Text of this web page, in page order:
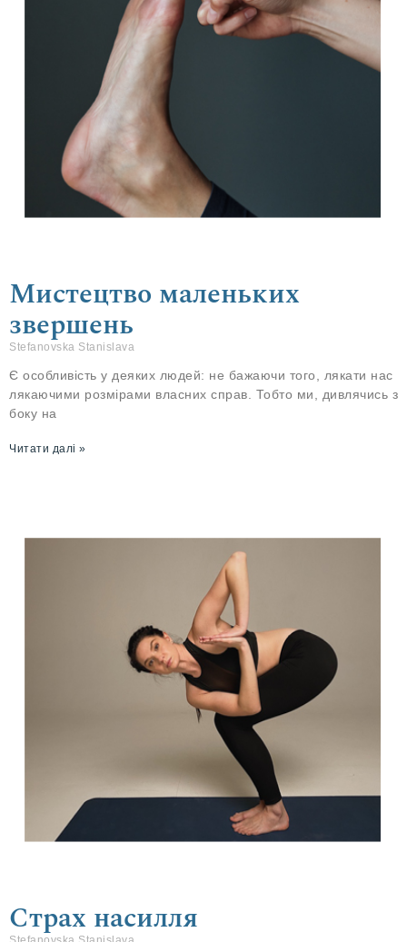
Мистецтво маленьких
звершень
Stefanovska Stanislava
Є особливість у деяких людей: не бажаючи того, лякати нас
лякаючими розмірами власних справ. Тобто ми, дивлячись з
боку на
Читати далі »
Страх насилля